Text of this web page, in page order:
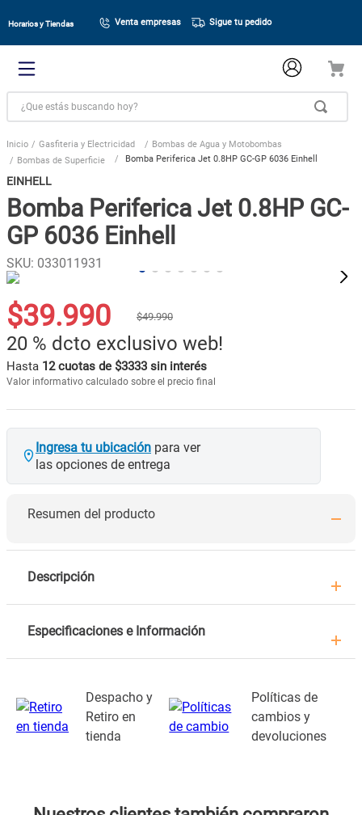
Horarios y Tiendas Venta empresas Sigue tu pedido
¿Que estás buscando hoy?
Gasfiteria y Electricidad
Bombas de Agua y Motobombas
Bombas de Superficie
Bomba Periferica Jet 0.8HP GC-GP 6036 Einhell
EINHELL
Bomba Periferica Jet 0.8HP GC-
GP 6036 Einhell
SKU: 033011931
$39.990 $49.990
20 % dcto exclusivo web!
Hasta 12 cuotas de $3333 sin interés
Valor informativo calculado sobre el precio final
Ingresa tu ubicación para ver
las opciones de entrega
Resumen del producto
Descripción
Especificaciones e Información
Despacho y
Retiro en
tienda
Políticas de
cambios y
devoluciones